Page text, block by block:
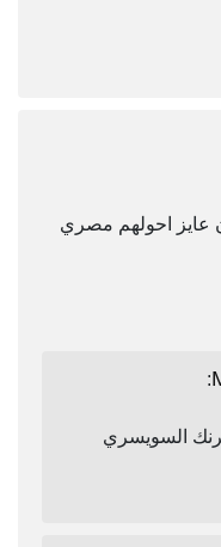
عايز احولهم مصري
:
السويسري